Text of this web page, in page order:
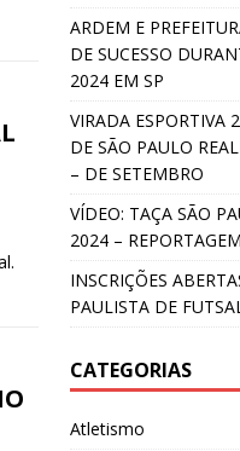
ARDEM E
DE SUCESSO
2024 EM SP
VIRADA ESPORTIVA
DE SÃO PAULO
– DE SETEMBRO
VÍDEO: TAÇA SÃO
2024 –
INSCRIÇÕES
PAULISTA DE
CATEGORIAS
Atletismo